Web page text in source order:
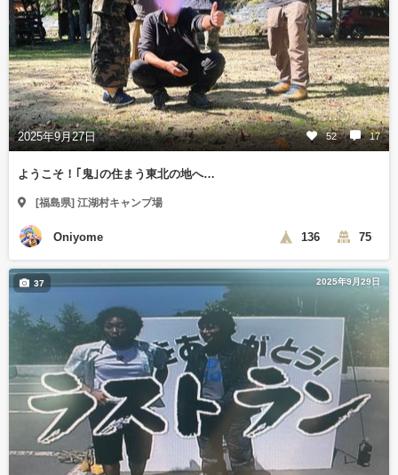
2025年9月27日 52 17
ようこそ！｢鬼｣の住まう東北の地へ…
[福島県] 江湖村キャンプ場
Oniyome 136 75
2025年9月29日
37